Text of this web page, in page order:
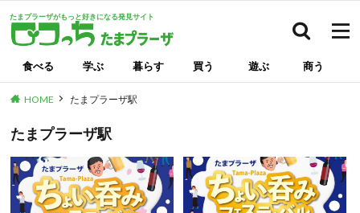
たまプラーザがもっと好きになる発見サイト
食べる 学ぶ 暮らす 買う 遊ぶ 商う
HOME たまプラーザ駅
たまプラーザ駅